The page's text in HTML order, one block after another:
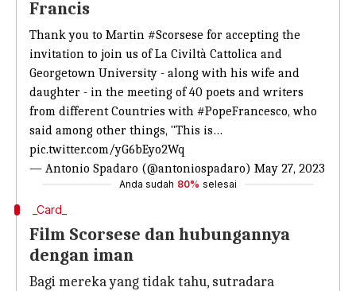
Francis
Thank you to Martin #Scorsese for accepting the
invitation to join us of La Civiltà Cattolica and
Georgetown University - along with his wife and
daughter - in the meeting of 40 poets and writers
from different Countries with #PopeFrancesco, who
said among other things, "This is…
pic.twitter.com/yG6bEyo2Wq
— Antonio Spadaro (@antoniospadaro) May 27, 2023
Anda sudah 80% selesai
_Card_
Film Scorsese dan hubungannya
dengan iman
Bagi mereka yang tidak tahu, sutradara